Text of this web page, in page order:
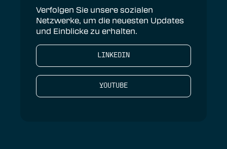
Verfolgen Sie unsere sozialen
Netzwerke, um die neuesten Updates
und Einblicke zu erhalten.
LINKEDIN
YOUTUBE